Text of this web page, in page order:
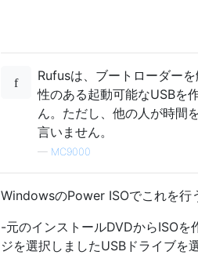
Rufusは、ブートローダー
性のある起動可能なUSBを
ん。ただし、他の人が時間
言いません。
— MC9000
WindowsのPower ISOでこれを行
-元のインストールDVDからISOを
ジを選択しましたUSBドライブを